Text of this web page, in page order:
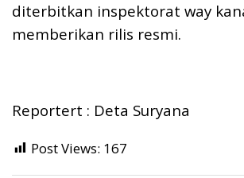
diterbitkan inspektorat way
memberikan rilis resmi.
Reportert : Deta Suryana
Post Views: 167